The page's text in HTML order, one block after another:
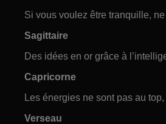
Si vous voulez être tranquille,
Sagittaire
Des idées en or grâce à
Capricorne
Les énergies ne sont pas au
Verseau